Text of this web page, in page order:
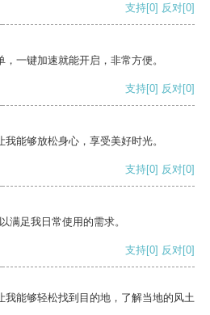
支持[0] 反对[0]
一键加速就能开启，非常方便。
支持[0] 反对[0]
能够放松身心，享受美好时光。
支持[0] 反对[0]
满足我日常使用的需求。
支持[0] 反对[0]
我能够轻松找到目的地，了解当地的风土